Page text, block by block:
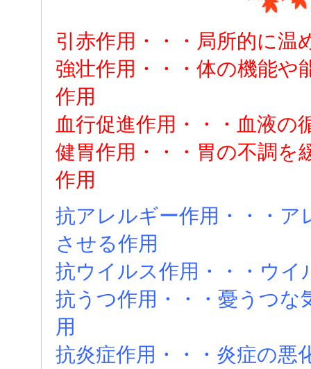
引赤作用・・・局所的に温
強壮作用・・・体の機能や
作用
血行促進作用・・・血液の
健胃作用・・・胃の不調を
作用
抗アレルギー作用・・・ア
させる作用
抗ウイルス作用・・・ウイ
抗うつ作用・・・憂うつな
用
抗炎症作用・・・炎症の悪